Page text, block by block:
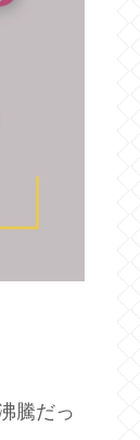
騰だっ